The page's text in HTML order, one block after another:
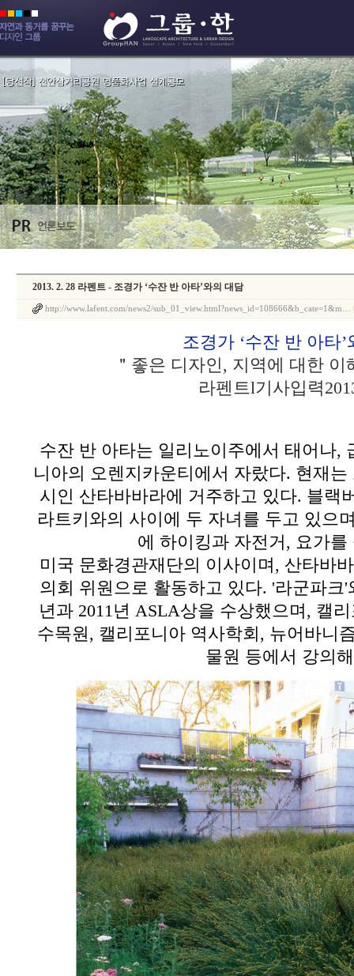
2013. 2. 28 라펜트 - 조경가 ‘수잔 반 아타’와의 대담
http://www.lafent.com/news2/sub_01_view.html?news_id=108666&b_cate=1&m…
조경가 ‘수잔 반 아타
＂좋은 디자인, 지역에 대한
라펜트l기사입력
수잔 반 아타는 일리노이주에서 태어나,
니아의 오렌지카운티에서 자랐다. 현재는
시인 산타바바라에 거주하고 있다. 블랙
라트키와의 사이에 두 자녀를 두고 있으
에 하이킹과 자전거 , 요가를
미국 문화경관재단의 이사이며 , 산타바
의회 위원으로 활동하고 있다. '라군파크'
년과 2011년 ASLA상을 수상했으며 , 캘
수목원, 캘리포니아 역사학회 , 뉴어바니
물원 등에서 강의